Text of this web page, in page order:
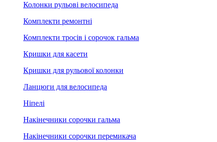
Колонки рульові велосипеда
Комплекти ремонтні
Комплекти тросів і сорочок гальма
Кришки для касети
Кришки для рульової колонки
Ланцюги для велосипеда
Ніпелі
Накінечники сорочки гальма
Накінечники сорочки перемикача